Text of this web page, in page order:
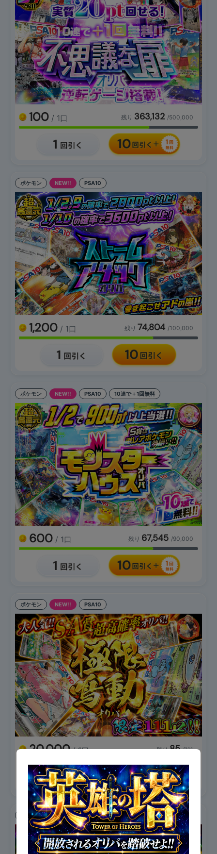
100 / 1口 残り 363,132 /500,000
ポケモン NEW!! PSA10
1,200 / 1口 残り 74,804 /100,000
ポケモン NEW!! PSA10 10連で＋1回無料
600 / 1口 残り 67,545 /90,000
ポケモン NEW!! PSA10
20,000 / 1口 残り85/111
ポケモン PSA10 残りわずか トリプル